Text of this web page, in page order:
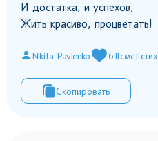
И достатка, и успехов,
Жить красиво, процветать!
Nikita Pavlenko 6#смс#стих
Скопировать